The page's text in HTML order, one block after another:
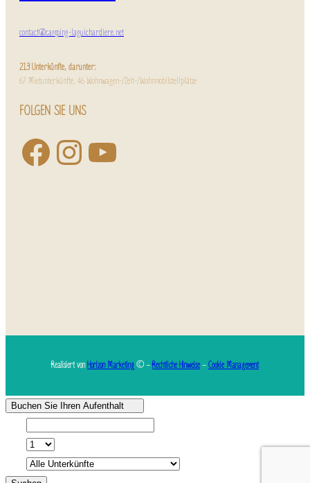
contact@camping-laguichardiere.net
213 Unterkünfte, darunter:
67 Mietunterkünfte, 46 Wohnwagen-/Zelt-/Wohnmobilstellplätze
FOLGEN SIE UNS
Realisiert vonHorizon Marketing© –Rechtliche Hinweise–Cookie Management
Buchen Sie Ihren Aufenthalt